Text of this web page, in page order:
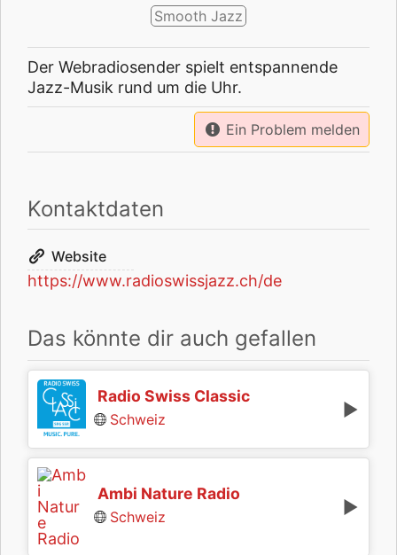
Smooth Jazz
Der Webradiosender spielt entspannende
Jazz-Musik rund um die Uhr.
Ein Problem melden
Kontaktdaten
Website
https://www.radioswissjazz.ch/de
Das könnte dir auch gefallen
Radio Swiss Classic
Schweiz
Ambi Nature Radio
Schweiz